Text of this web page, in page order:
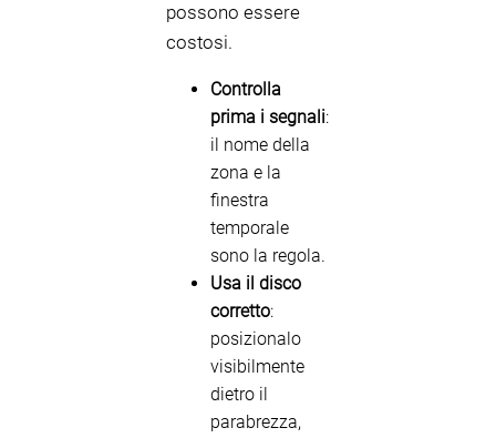
possono essere
costosi.
Controlla
prima i segnali:
il nome della
zona e la
finestra
temporale
sono la regola.
Usa il disco
corretto:
posizionalo
visibilmente
dietro il
parabrezza,